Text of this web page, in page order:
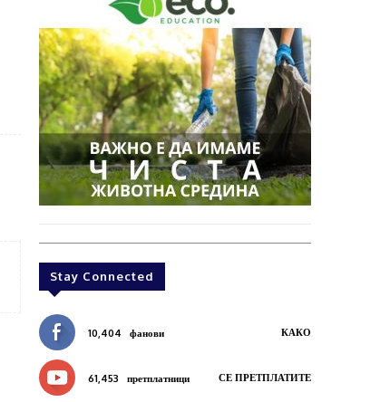
Stay Connected
10,404 фанови КАКО
61,453 претплатници СЕ ПРЕТПЛАТИТЕ